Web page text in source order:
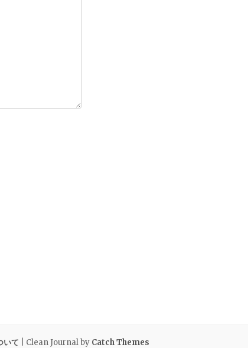
いて | Clean Journal by Catch Themes